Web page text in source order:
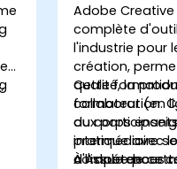
Adobe
complète
l'industrie pour
création,
qualité, la
collaboration.
du corps
pratique avec
d'Adobe pour
Cette
formateur (en
aux
intermédiaire
compétences
À l'issue de